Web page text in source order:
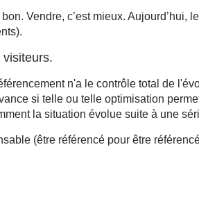
Vendre, c’est mieux.
n'a le contrôle total de
si telle ou telle optimisation
la situation évolue suite à une
(être référencé pour être